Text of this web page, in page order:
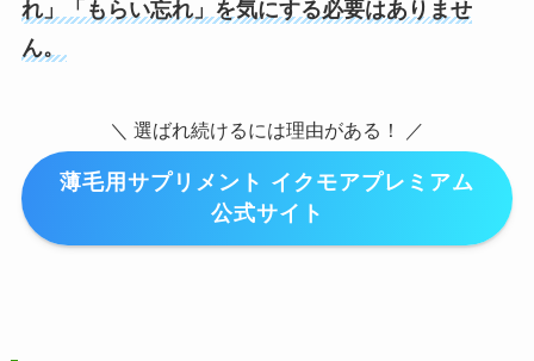
れ」「もらい忘れ」を気にする必要はありませ
ん。
＼ 選ばれ続けるには理由がある！ ／
薄毛用サプリメント イクモアプレミアム
公式サイト